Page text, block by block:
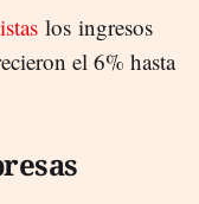
los ingresos
el 6% hasta